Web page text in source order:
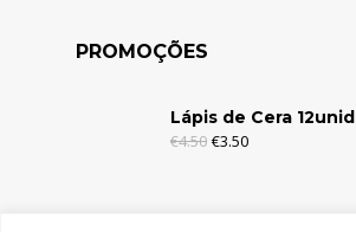
PROMOÇÕES
Lápis de Cera 12unid
€4.50 €3.50